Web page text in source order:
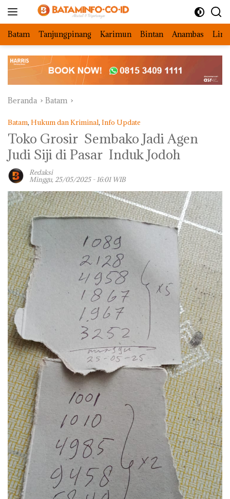
Batam Tanjungpinang Karimun Bintan Anambas
Beranda Batam
Batam, Hukum dan Kriminal, Info Update
Toko Grosir Sembako Jadi Agen
Judi Siji di Pasar Induk Jodoh
Redaksi
Minggu, 25/05/2025 - 16:01 WIB